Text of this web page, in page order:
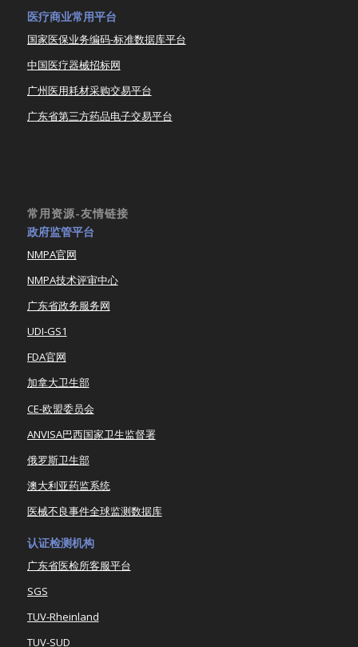
医疗商业常用平台
国家医保业务编码-标准数据库平台
中国医疗器械招标网
广州医用耗材采购交易平台
广东省第三方药品电子交易平台
常用资源-友情链接
政府监管平台
NMPA官网
NMPA技术评审中心
广东省政务服务网
UDI-GS1
FDA官网
加拿大卫生部
CE-欧盟委员会
ANVISA巴西国家卫生监督署
俄罗斯卫生部
澳大利亚药监系统
医械不良事件全球监测数据库
认证检测机构
广东省医检所客服平台
SGS
TUV-Rheinland
TUV-SUD